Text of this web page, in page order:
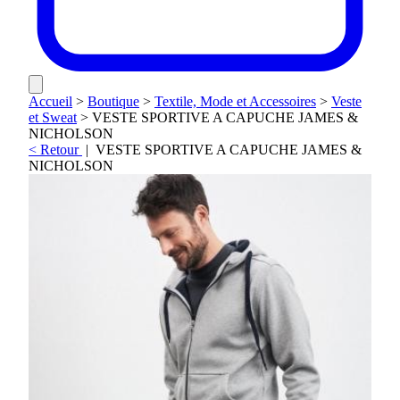
Accueil > Boutique > Textile, Mode et Accessoires > Veste
et Sweat> VESTE SPORTIVE A CAPUCHE JAMES &
NICHOLSON
< Retour | VESTE SPORTIVE A CAPUCHE JAMES &
NICHOLSON